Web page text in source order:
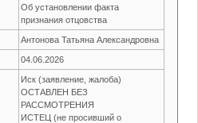
Об установлении факта
признания отцовства
Антонова Татьяна Александровна
04.06.2026
Иск (заявление, жалоба)
ОСТАВЛЕН БЕЗ
РАССМОТРЕНИЯ
ИСТЕЦ (не просивший о